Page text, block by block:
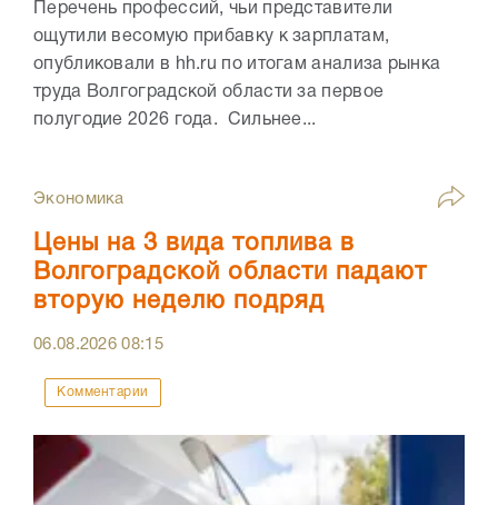
Перечень профессий, чьи представители
ощутили весомую прибавку к зарплатам,
опубликовали в hh.ru по итогам анализа рынка
труда Волгоградской области за первое
полугодие 2026 года. Сильнее...
Экономика
Цены на 3 вида топлива в
Волгоградской области падают
вторую неделю подряд
06.08.202608:15
Комментарии